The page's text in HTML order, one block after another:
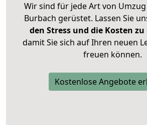
Wir sind für jede Art von Umzug
Burbach gerüstet. Lassen Sie
den Stress und die Kosten
damit Sie sich auf Ihren neuen
freuen können.
Kostenlose Angebote